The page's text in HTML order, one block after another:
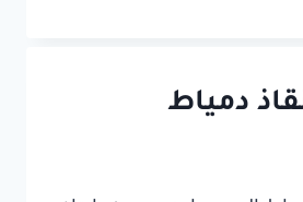
دمياط